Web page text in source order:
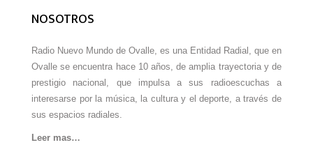
NOSOTROS
Radio Nuevo Mundo de Ovalle, es una Entidad Radial, que en
Ovalle se encuentra hace 10 años, de amplia trayectoria y de
prestigio nacional, que impulsa a sus radioescuchas a
interesarse por la música, la cultura y el deporte, a través de
sus espacios radiales.
Leer mas…